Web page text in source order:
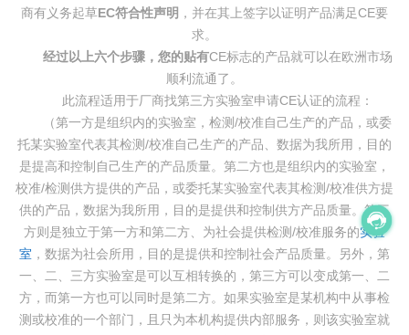
商有义务起草EC符合性声明 ，并在其上签字以证明产品满足CE要
求。
经过以上六个步骤，您的贴有CE标志的产品就可以在欧洲市场
顺利流通了。
此流程适用于厂商找第三方实验室申请CE认证的流程：
（第一方是组织内的实验室，检测/校准自己生产的产品，或委
托某实验室代表其检测/校准自己生产的产品、数据为我所用，目的
是提高和控制自己生产的产品质量。第二方也是组织内的实验室，
校准/检测供方提供的产品，或委托某实验室代表其检测/校准供方提
供的产品，数据为我所用，目的是提供和控制供方产品质量。第三
方则是独立于第一方和第二方、为社会提供检测/校准服务的实验
室 ，数据为社会所用，目的是提供和控制社会产品质量。另外，第
一、二、三方实验室是可以互相转换的，第三方可以变成第一、二
方，而第一方也可以同时是第二方。如果实验室是某机构中从事检
测或校准的一个部门，且只为本机构提供内部服务，则该实验室就